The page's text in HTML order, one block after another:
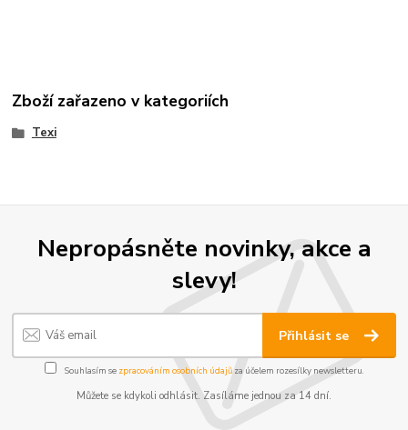
Zboží zařazeno v kategoriích
Texi
Nepropásněte novinky, akce a
slevy!
Přihlásit se
Souhlasím se zpracováním osobních údajůza účelem rozesílky newsletteru.
Můžete se kdykoli odhlásit. Zasíláme jednou za 14 dní.